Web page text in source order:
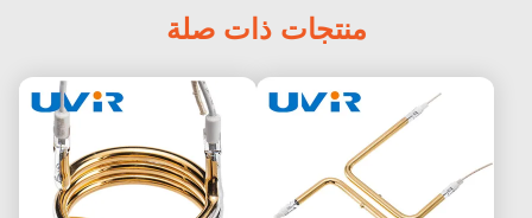
منتجات ذات صلة